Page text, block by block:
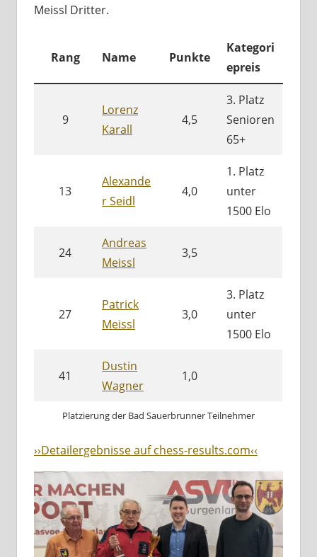
Meissl Dritter.
Rang Name Punkte
Kategori
epreis
9
Lorenz
Karall
4,5
3. Platz
Senioren
65+
13
Alexande
r Seidl
4,0
1. Platz
unter
1500 Elo
24
Andreas
Meissl
3,5
27
Patrick
Meissl
3,0
3. Platz
unter
1500 Elo
41
Dustin
Wagner
1,0
Platzierung der Bad Sauerbrunner Teilnehmer
››Detailergebnisse auf chess-results.com‹‹